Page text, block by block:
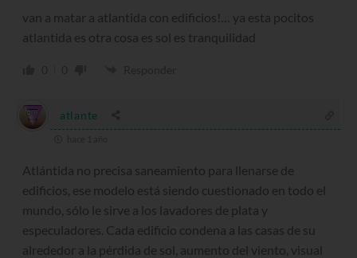
van a matar a atlantida con edificios!… ya esta pocitos
atlantida es otra cosa es sol es tranquilidad
atlante
Atlántida no precisa saneamiento para llenarse de
edificios, ese modelo está siendo cuestionado en todo el
mundo, sólo le sirve a los lavadores de plata y
especuladores. Cada edificio condena a las casas de su
alrededor a la pérdida de sol, aumento del viento, visual